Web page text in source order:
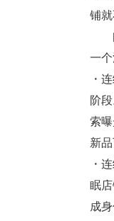
铺就
问
一
・
阶
索
新品
・
眠
成